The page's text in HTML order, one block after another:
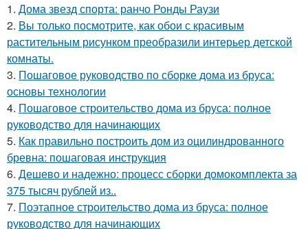
1. Дома звезд спорта: ранчо Ронды Раузи
2. Вы только посмотрите, как обои с красивым
растительным рисунком преобразили интерьер детской
комнаты.
3. Пошаговое руководство по сборке дома из бруса:
основы технологии
4. Пошаговое строительство дома из бруса: полное
руководство для начинающих
5. Как правильно построить дом из оцилиндрованного
бревна: пошаговая инструкция
6. Дешево и надежно: процесс сборки домокомплекта за
375 тысяч рублей из..
7. Поэтапное строительство дома из бруса: полное
руководство для начинающих